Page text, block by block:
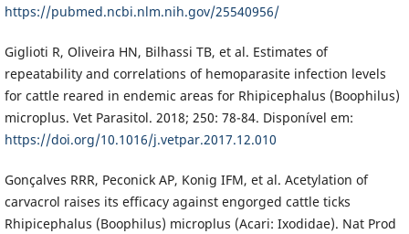
https://pubmed.ncbi.nlm.nih.gov/25540956/
Giglioti R, Oliveira HN, Bilhassi TB, et al. Estimates of
repeatability and correlations of hemoparasite infection levels
for cattle reared in endemic areas for Rhipicephalus (Boophilus)
microplus. Vet Parasitol. 2018; 250: 78-84. Disponível em:
https://doi.org/10.1016/j.vetpar.2017.12.010
Gonçalves RRR, Peconick AP, Konig IFM, et al. Acetylation of
carvacrol raises its efficacy against engorged cattle ticks
Rhipicephalus (Boophilus) microplus (Acari: Ixodidae). Nat Prod